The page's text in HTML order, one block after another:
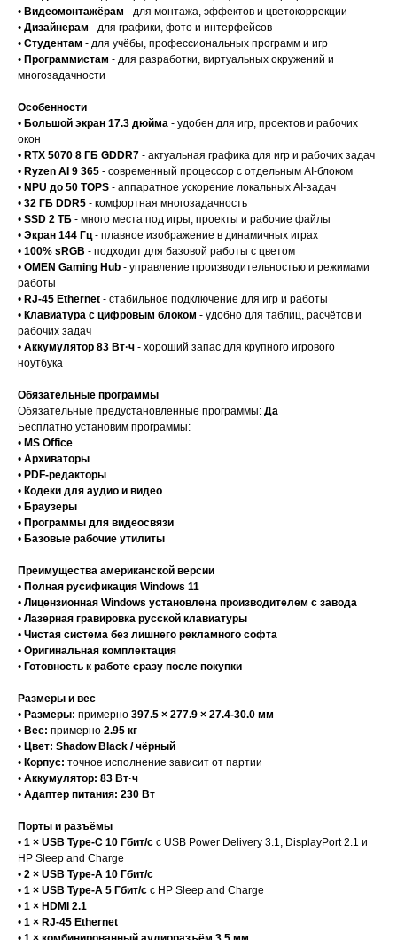
• Видеомонтажёрам - для монтажа, эффектов и цветокоррекции
• Дизайнерам - для графики, фото и интерфейсов
• Студентам - для учёбы, профессиональных программ и игр
• Программистам - для разработки, виртуальных окружений и
многозадачности
Особенности
• Большой экран 17.3 дюйма - удобен для игр, проектов и рабочих
окон
• RTX 5070 8 ГБ GDDR7 - актуальная графика для игр и рабочих задач
• Ryzen AI 9 365 - современный процессор с отдельным AI-блоком
• NPU до 50 TOPS - аппаратное ускорение локальных AI-задач
• 32 ГБ DDR5 - комфортная многозадачность
• SSD 2 ТБ - много места под игры, проекты и рабочие файлы
• Экран 144 Гц- плавное изображение в динамичных играх
• 100% sRGB - подходит для базовой работы с цветом
• OMEN Gaming Hub - управление производительностью и режимами
работы
• RJ-45 Ethernet - стабильное подключение для игр и работы
• Клавиатура с цифровым блоком - удобно для таблиц, расчётов и
рабочих задач
• Аккумулятор 83 Вт·ч - хороший запас для крупного игрового
ноутбука
Обязательные программы
Обязательные предустановленные программы: Да
Бесплатно установим программы:
• MS Office
• Архиваторы
• PDF-редакторы
• Кодеки для аудио и видео
• Браузеры
• Программы для видеосвязи
• Базовые рабочие утилиты
Преимущества американской версии
• Полная русификация Windows 11
• Лицензионная Windows установлена производителем с завода
• Лазерная гравировка русской клавиатуры
• Чистая система без лишнего рекламного софта
• Оригинальная комплектация
• Готовность к работе сразу после покупки
Размеры и вес
• Размеры: примерно 397.5 × 277.9 × 27.4-30.0 мм
• Вес: примерно 2.95 кг
• Цвет: Shadow Black / чёрный
• Корпус: точное исполнение зависит от партии
• Аккумулятор: 83 Вт·ч
• Адаптер питания: 230 Вт
Порты и разъёмы
• 1 × USB Type-C 10 Гбит/с с USB Power Delivery 3.1, DisplayPort 2.1 и
HP Sleep and Charge
• 2 × USB Type-A 10 Гбит/с
• 1 × USB Type-A 5 Гбит/с с HP Sleep and Charge
• 1 × HDMI 2.1
• 1 × RJ-45 Ethernet